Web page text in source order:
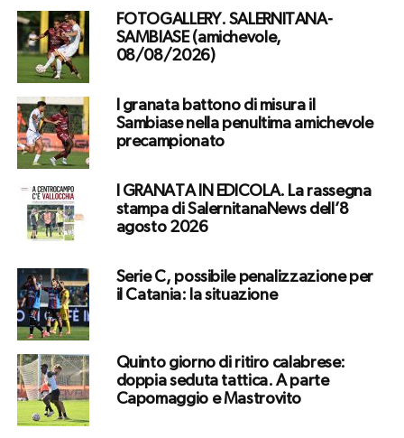
FOTOGALLERY. SALERNITANA-
SAMBIASE (amichevole,
08/08/2026)
I granata battono di misura il
Sambiase nella penultima amichevole
precampionato
I GRANATA IN EDICOLA. La rassegna
stampa di SalernitanaNews dell’8
agosto 2026
Serie C, possibile penalizzazione per
il Catania: la situazione
Quinto giorno di ritiro calabrese:
doppia seduta tattica. A parte
Capomaggio e Mastrovito